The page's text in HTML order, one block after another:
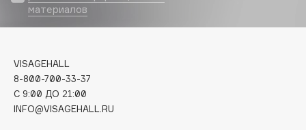
Chupa Chups
Clarins
Clarins Precious
Clinique
Clive Christian
материалов
VISAGEHALL
8-800-700-33-37
C 9:00 ДО 21:00
INFO@VISAGEHALL.RU